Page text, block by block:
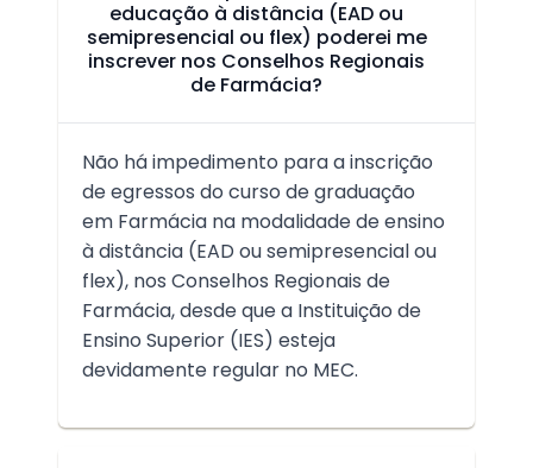
educação à distância (EAD ou
semipresencial ou flex) poderei me
inscrever nos Conselhos Regionais
de Farmácia?
Não há impedimento para a inscrição
de egressos do curso de graduação
em Farmácia na modalidade de ensino
à distância (EAD ou semipresencial ou
flex), nos Conselhos Regionais de
Farmácia, desde que a Instituição de
Ensino Superior (IES) esteja
devidamente regular no MEC.